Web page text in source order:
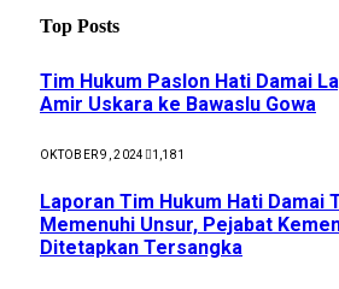
Top Posts
Tim Hukum Paslon Hati Damai
Amir Uskara ke Bawaslu Gowa
OKTOBER 9, 2024 1,181
Laporan Tim Hukum Hati Damai
Memenuhi Unsur, Pejabat
Ditetapkan Tersangka